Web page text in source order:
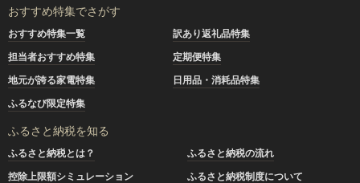
おすすめ特集でさがす
おすすめ特集一覧
訳あり返礼品特集
担当者おすすめ特集
定期便特集
地元が誇る家電特集
日用品・消耗品特集
ふるなび限定特集
ふるさと納税を知る
ふるさと納税とは？
ふるさと納税の流れ
控除上限額シミュレーション
ふるさと納税制度について